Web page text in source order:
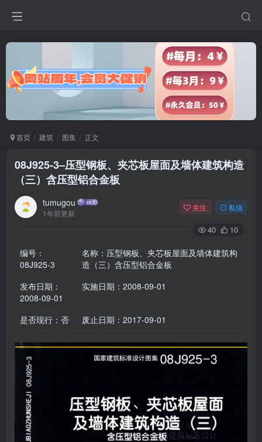
首页 建筑 图集 正文
08J925-3–压型钢板、夹芯板屋面及墙体建筑构造
（三）含压型铝合金板
tumugou
1年前更新
关注 私信
40 10
编号：
08J925-3
名称：压型钢板、夹芯板屋面及墙体建筑构
造（三）含压型铝合金板
发布日期：
2008-09-01
实施日期：2008-09-01
是否现行：否 废止日期：2017-09-01